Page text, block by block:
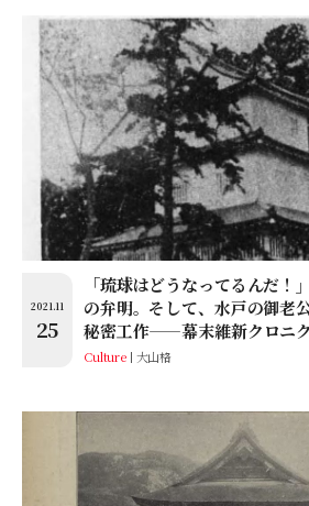
2021.11
25
「琉球はどうなってるんだ！
の弁明。そして、水戸の御老
秘密工作——幕末維新クロニ
Culture 大山格